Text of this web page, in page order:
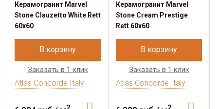
Керамогранит Marvel
Stone Clauzetto White Rett
60x60
В корзину
Заказать в 1 клик
Atlas Concorde Italy
Керамогранит Marvel
Stone Cream Prestige
Rett 60x60
В корзину
Заказать в 1 клик
Atlas Concorde Italy